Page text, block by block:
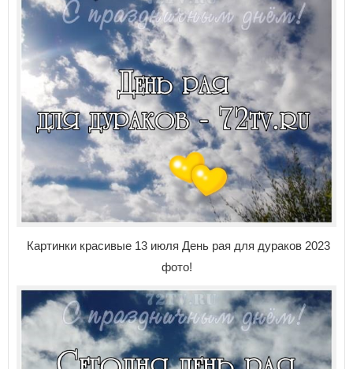
Картинки красивые 13 июля День рая для дураков 2023
фото!